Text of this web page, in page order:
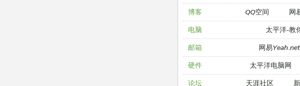
博客 QQ空间 网
电脑 太平洋-教
邮箱 网易
硬件 太平洋电脑网
论坛 天涯社区